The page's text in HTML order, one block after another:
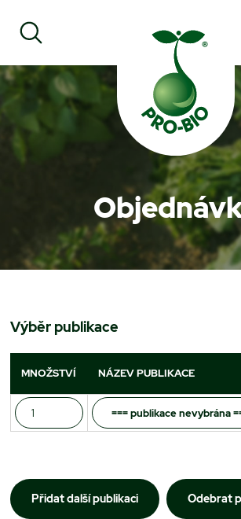
Prohledat PRO-BIO
Výběr publikace
MNOŽSTVÍ NÁZEV PUBLIKACE
Přidat další publikaci Odebrat